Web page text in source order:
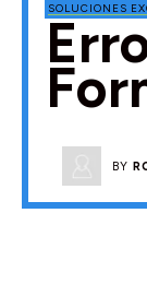
SOLUCIONES
BY